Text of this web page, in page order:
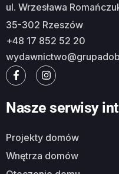
ul. Wrzesława
35-302 Rzeszów
+48 17 852 52 20
Nasze serwisy
Projekty domów
Wnętrza domów